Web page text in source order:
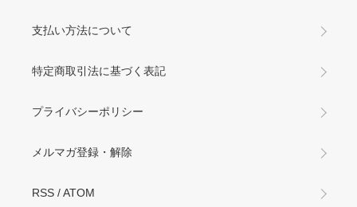
支払い方法について
特定商取引法に基づく表記
プライバシーポリシー
メルマガ登録・解除
RSS /ATOM